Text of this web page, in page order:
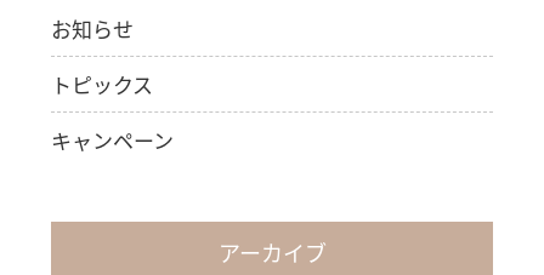
お知らせ
トピックス
キャンペーン
アーカイブ